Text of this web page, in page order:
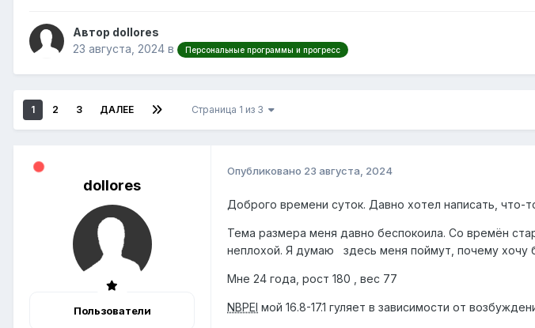
Автор dollores
23 августа, 2024 в Персональные программы и прогресс
1 2 3 ДАЛЕЕ Страница 1 из 3
dollores
Пользователи
Опубликовано 23 августа, 2024
Доброго времени суток. Давно хотел написать, что-
Тема размера меня давно беспокоила. Со времён
неплохой. Я думаю здесь меня поймут, почему хочу
Мне 24 года, рост 180 , вес 77
NBPEl мой 16.8-17.1 гуляет в зависимости от